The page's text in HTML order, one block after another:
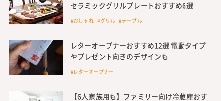
セラミックグリルプレートおすすめ6選
#おしゃれ #グリル #テーブル
レターオープナーおすすめ12選 電動タイプ
やプレゼント向きのデザインも
#レターオープナー
【6人家族用も】ファミリー向け冷蔵庫おす